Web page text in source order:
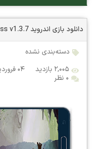
دانلود بازی اندروید Dungeon of the Endless v1.3.7
دسته‌بندی نشده
۲,۰۰۵ بازدید
۰۴ فروردین ۱۴۰۰
۰ نظر